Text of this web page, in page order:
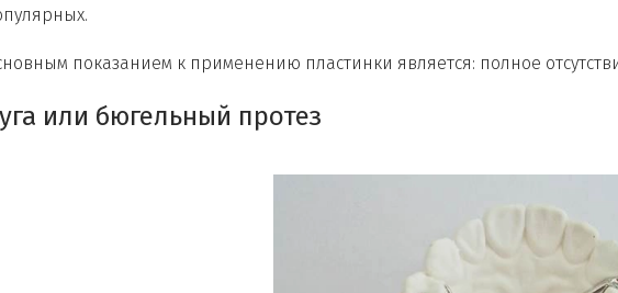
показанием к применению пластинки является: полное
или бюгельный протез